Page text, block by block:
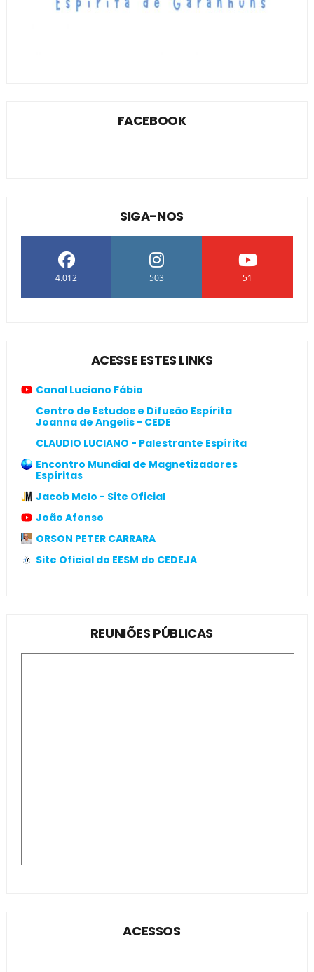
FACEBOOK
SIGA-NOS
4.012 503 51
ACESSE ESTES LINKS
Canal Luciano Fábio
Centro de Estudos e Difusão Espírita
Joanna de Angelis - CEDE
CLAUDIO LUCIANO - Palestrante Espírita
Encontro Mundial de Magnetizadores
Espíritas
Jacob Melo - Site Oficial
João Afonso
ORSON PETER CARRARA
Site Oficial do EESM do CEDEJA
REUNIÕES PÚBLICAS
ACESSOS